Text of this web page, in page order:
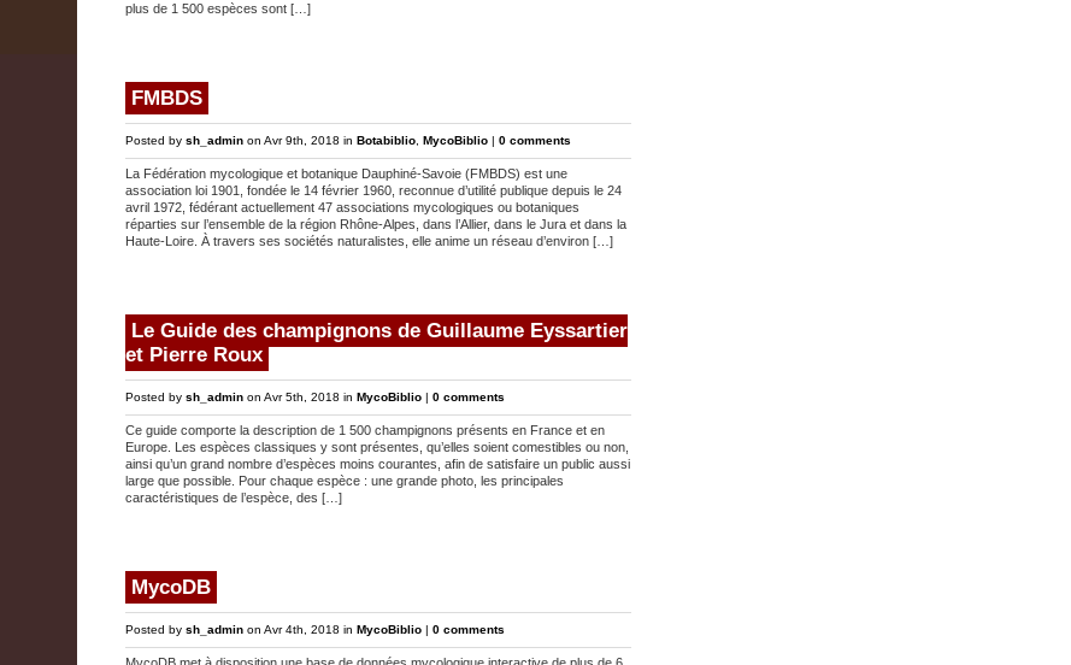
plus de 1 500 espèces sont […]
FMBDS
Posted by sh_admin on Avr 9th, 2018 in Botabiblio MycoBiblio | 0 comments
La Fédération mycologique et botanique Dauphiné-Savoie (FMBDS) est une
association loi 1901, fondée le 14 février 1960, reconnue d’utilité publique depuis le 24
avril 1972, fédérant actuellement 47 associations mycologiques ou botaniques
réparties sur l’ensemble de la région Rhône-Alpes, dans l’Allier, dans le Jura et dans la
Haute-Loire. À travers ses sociétés naturalistes, elle anime un réseau d’environ […]
Le Guide des champignons de Guillaume Eyssartier
et Pierre Roux
Posted by sh_admin on Avr 5th, 2018 in MycoBiblio | 0 comments
Ce guide comporte la description de 1 500 champignons présents en France et en
Europe. Les espèces classiques y sont présentes, qu’elles soient comestibles ou non,
ainsi qu’un grand nombre d’espèces moins courantes, afin de satisfaire un public aussi
large que possible. Pour chaque espèce : une grande photo, les principales
caractéristiques de l’espèce, des […]
MycoDB
Posted by sh_admin on Avr 4th, 2018 in MycoBiblio | 0 comments